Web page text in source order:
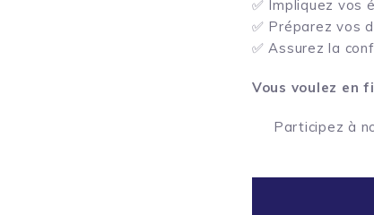
✅ Impliquez vos
✅ Préparez vos
✅ Assurez la
Vous voulez en
Participez à